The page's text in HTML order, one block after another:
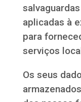
aplicadas à
para
serviços
Os seus